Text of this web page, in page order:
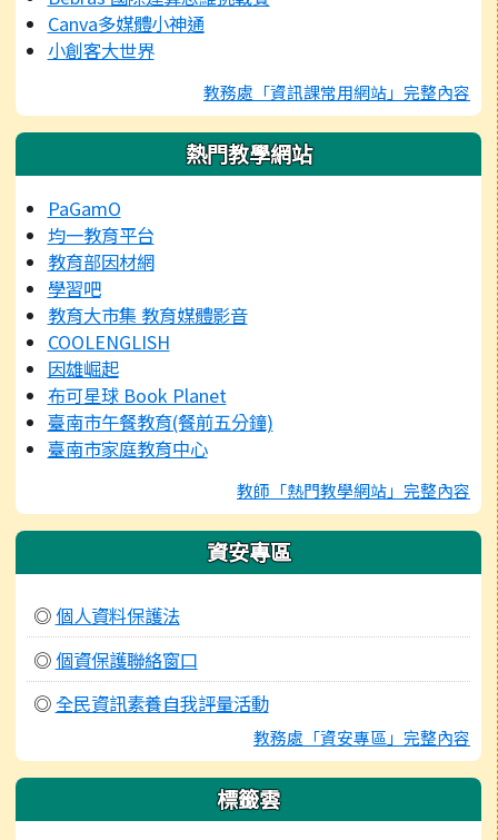
Canva多媒體小神通
小創客大世界
教務處「資訊課常用網站」完整內容
熱門教學網站
PaGamO
均一教育平台
教育部因材網
學習吧
教育大市集 教育媒體影音
COOLENGLISH
因雄崛起
布可星球 Book Planet
臺南市午餐教育(餐前五分鐘)
臺南市家庭教育中心
教師「熱門教學網站」完整內容
資安專區
◎個人資料保護法
◎個資保護聯絡窗口
◎全民資訊素養自我評量活動
教務處「資安專區」完整內容
標籤雲